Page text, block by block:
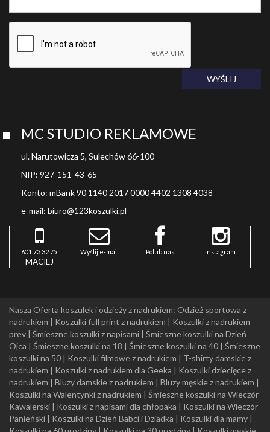
WYŚLIJ
MC STUDIO REKLAMOWE
ul. Narutowicza 5, Sulechów 66-100
NIP: 927-151-43-65
Konto: mBank 90 1140 2017 0000 4402 1308 4038
e-mail: biuro@123koszulki.pl
601 73 32 75
MACIEJ
Wyślij e-mail Polub nas Instagram
Nasza Oferta koszulek i odzieży z nadrukiem: Odzież sportowa z
nadrukiem | Koszulki full print z nadrukiem | Koszulki z nadrukiem
prev | Śmieszne koszulki z napisami | Śmieszne koszulki na Dzień
Ojca | Śmieszne koszulki na 18 | Śmieszne koszulki na 40 | Śmieszne
koszulki na 50 | Koszulki filmowe z nadrukiem | T-shirty damskie z
nadrukiem | Koszulki z nadrukiem dla Geeka | Koszulki dziecięce z
nadrukiem | Bluzy damskie z nadrukiem | Bluzy męskie z nadrukiem |
Koszulki na Walentynki z nadrukiem | Śmieszne koszulki na Wieczór
Kawalerski | Koszulki z napisami dla chłopaka | Koszulki na Wieczór
Panieński | Koszulki na Dzień Babci i Dziadka | Koszulki dla mamy |